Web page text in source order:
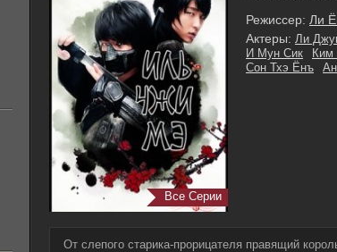
Все Серии
Режиссер: Ли
Актеры: Ли
И Мун Сик
Ким
Сон Тхэ Ёнъ
От слепого старика-прорицателя правящий